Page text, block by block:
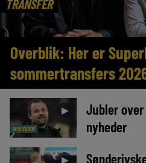
TRANSFER
Overblik: Her er
sommertransfers
INTERVIEW
►
Jubler over
nyheder
►